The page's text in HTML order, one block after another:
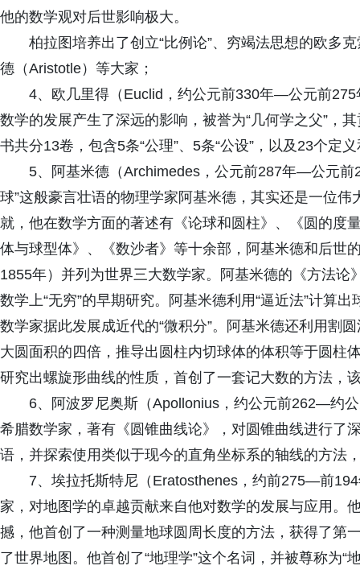
他的数学观对后世影响极大。
柏拉图培养出了创立“比例论”、穷竭法思想的欧多
德（Aristotle）等大家；
4、欧几里得（Euclid，约公元前330年—公元前
数学的发展产生了深远的影响，被誉为“几何学之父”，
书共分13卷，包含5条“公理”、5条“公设”，以及23个定
5、阿基米德（Archimedes，公元前287年—公元前
球”这般豪言壮语的物理学家阿基米德，其实还是一位
就，他在数学方面的著述有《论球和圆柱》、《圆的度
体与球型体》、《数沙者》等十余部，阿基米德和后
1855年）并列为世界三大数学家。阿基米德的《方法论
数学上“无穷”的早期研究。阿基米德利用“逼近法”计算
数学家据此发展成近代的“微积分”。阿基米德还利用割
大圆面积的四倍，推导出圆柱内切球体的体积等于圆柱
研究出螺旋形曲线的性质，首创了一套记大数的方法，
6、阿波罗尼奥斯（Apollonius，约公元前262—约
希腊数学家，著有《圆锥曲线论》，对圆锥曲线进行了
语，并探索使用类似于现今的直角坐标系的轴线的方法
7、埃拉托斯特尼（Eratosthenes，约前275—前
家，对地图学的卓越贡献来自他对数学的发展与应用。
撼，他首创了一种测量地球圆周长度的方法，获得了第
了世界地图。他首创了“地理学”这个名词，并被尊称为“